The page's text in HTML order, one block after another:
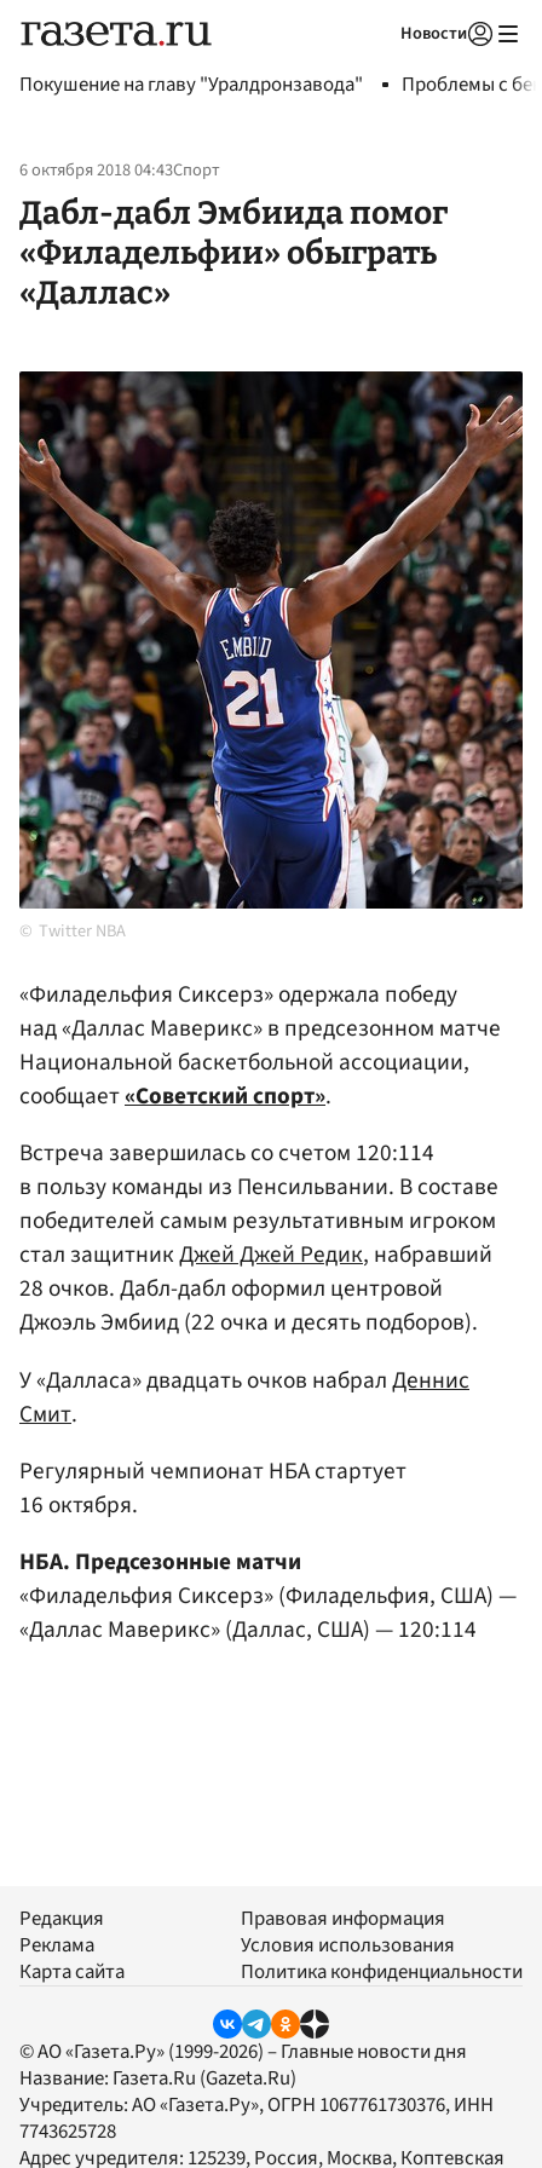
Новости
Покушение на главу "Уралдронзавода" Проблемы с
6 октября 2018 04:43Спорт
Дабл-дабл Эмбиида помог
«Филадельфии» обыграть
«Даллас»
Twitter NBA
«Филадельфия Сиксерз» одержала победу
над «Даллас Маверикс» в предсезонном матче
Национальной баскетбольной ассоциации,
сообщает«Советский спорт».
Встреча завершилась со счетом 120:114
в пользу команды из Пенсильвании. В составе
победителей самым результативным игроком
стал защитникДжей Джей Редик, набравший
28 очков. Дабл-дабл оформил центровой
Джоэль Эмбиид (22 очка и десять подборов).
У «Далласа» двадцать очков набралДеннис
Смит.
Регулярный чемпионат НБА стартует
16 октября.
НБА. Предсезонные матчи
«Филадельфия Сиксерз» (Филадельфия, США) —
«Даллас Маверикс» (Даллас, США) — 120:114
Редакция
Реклама
Карта сайта
Правовая информация
Условия использования
Политика конфиденциальности
© АО «Газета.Ру» (1999-2026) – Главные новости дня
Название: Газета.Ru (Gazeta.Ru)
Учредитель:АО «Газета.Ру», ОГРН 1067761730376, ИНН
7743625728
Адрес учредителя: 125239, Россия, Москва, Коптевская